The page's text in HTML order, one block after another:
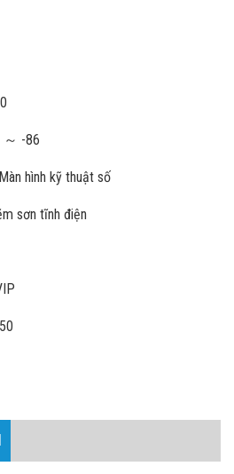
-86
hình kỹ thuật số
sơn tĩnh điện